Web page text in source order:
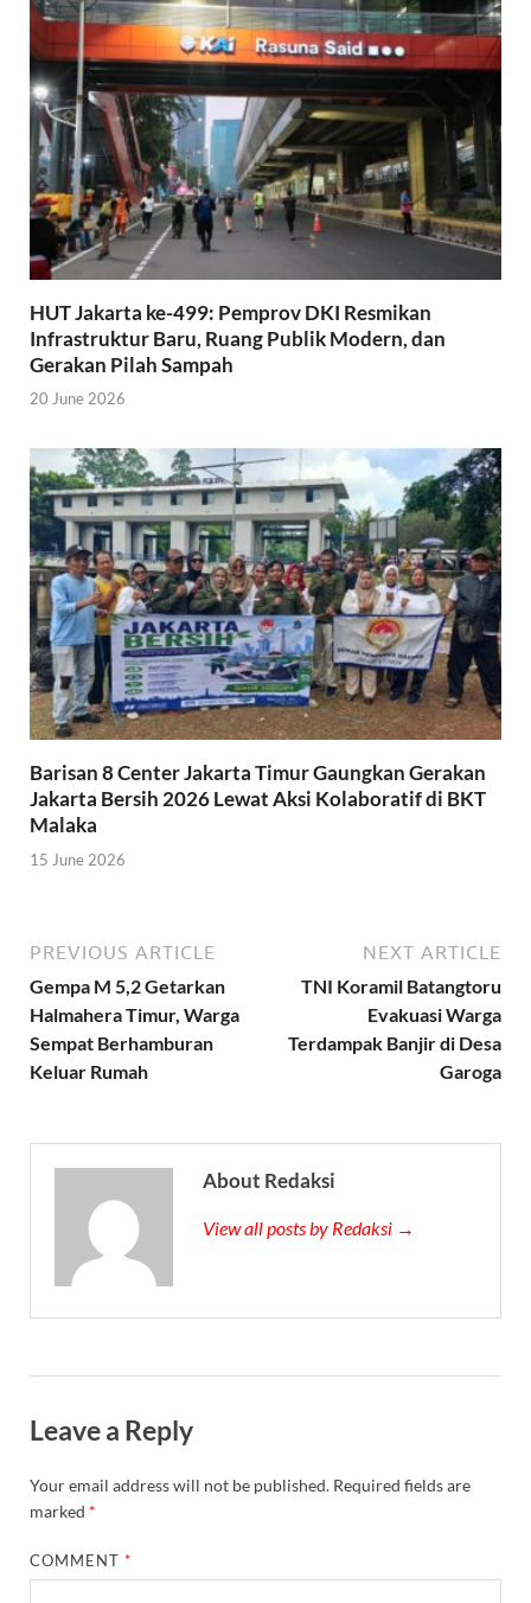
HUT Jakarta ke-499: Pemprov DKI Resmikan
Infrastruktur Baru, Ruang Publik Modern, dan
Gerakan Pilah Sampah
20 June 2026
Barisan 8 Center Jakarta Timur Gaungkan Gerakan
Jakarta Bersih 2026 Lewat Aksi Kolaboratif di BKT
Malaka
15 June 2026
PREVIOUS ARTICLE
Gempa M 5,2 Getarkan
Halmahera Timur, Warga
Sempat Berhamburan
Keluar Rumah
NEXT ARTICLE
TNI Koramil Batangtoru
Evakuasi Warga
Terdampak Banjir di Desa
Garoga
About Redaksi
View all posts by Redaksi →
Leave a Reply
Your email address will not be published. Required fields are
marked *
COMMENT*